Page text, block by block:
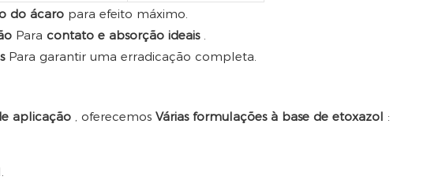
do ácaro para efeito máximo.
Para contato e absorção ideais .
Para garantir uma erradicação completa.
aplicação , oferecemos Várias formulações à base de etoxazol :